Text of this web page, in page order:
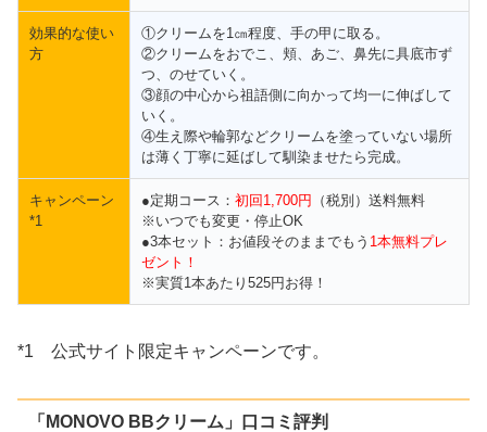
効果的な使い
方
①クリームを1㎝程度、手の甲に取る。
②クリームをおでこ、頬、あご、鼻先に具底市ず
つ、のせていく。
③顔の中心から祖語側に向かって均一に伸ばして
いく。
④生え際や輪郭などクリームを塗っていない場所
は薄く丁寧に延ばして馴染ませたら完成。
キャンペーン
*1
●定期コース： 初回1,700円
（税別）送料無料
※いつでも変更・停止OK
●3本セット：お値段そのままでもう 1本無料プレ
ゼント！
※実質1本あたり525円お得！
*1 公式サイト限定キャンペーンです。
「MONOVO BBクリーム」口コミ評判